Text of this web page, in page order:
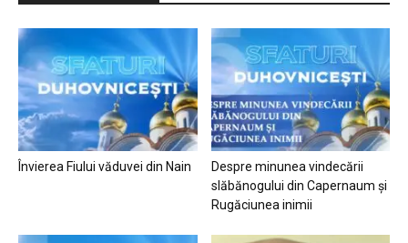
Învierea Fiului văduvei din Nain
Despre minunea vindecării
slăbănogului din Capernaum și
Rugăciunea inimii